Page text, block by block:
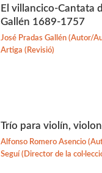
El villancico-Cantata
Gallén 1689-1757
José Pradas Gallén (Autor/
Artiga (Revisió)
Trío para violín,
Alfonso Romero Asencio
Seguí (Director de la